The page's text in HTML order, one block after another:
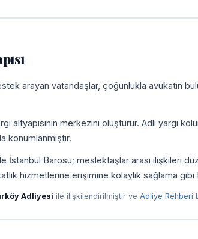
arayan vatandaşlar, çoğunlukla avukatın
altyapısının merkezini oluşturur. Adli yargı
konumlanmıştır.
İstanbul Barosu; meslektaşlar arası ilişkileri
hizmetlerine erişimine kolaylık sağlama
Adliyesi ile ilişkilendirilmiştir ve Adliye Rehberi